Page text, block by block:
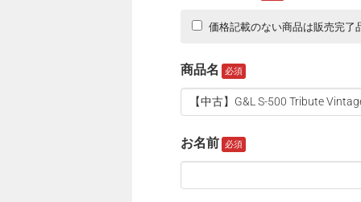
価格記載のない商品は販売完了
商品名
お名前